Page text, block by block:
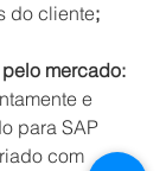
do cliente;
mercado:
e
para SAP
com